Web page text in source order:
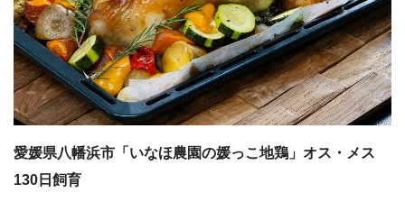
愛媛県八幡浜市「いなほ農園の媛っこ地鶏」オス・メス
130日飼育